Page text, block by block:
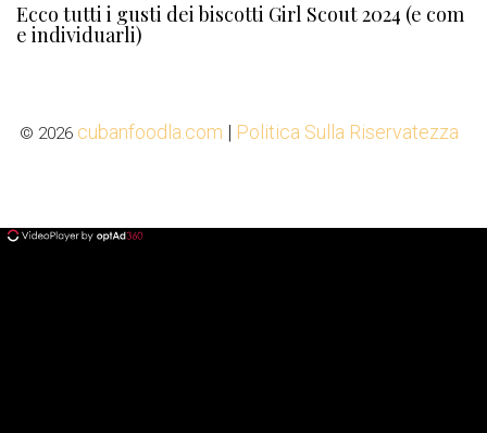
Ecco tutti i gusti dei biscotti Girl Scout 2024 (e com
e individuarli)
© 2026 cubanfoodla.com | Politica Sulla Riservatezza